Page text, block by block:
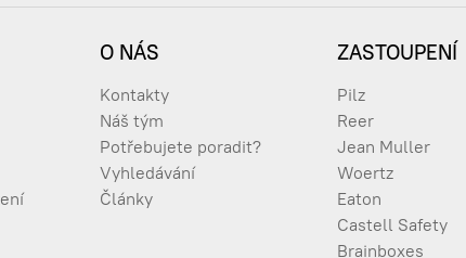
O NÁS
Kontakty
Náš tým
Potřebujete poradit?
Vyhledávání
Články
ZASTOUPENÍ
Pilz
Reer
Jean Muller
Woertz
Eaton
Castell Safety
Brainboxes